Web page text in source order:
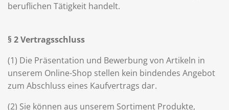
beruflichen Tätigkeit handelt.
§ 2 Vertragsschluss
(1) Die Präsentation und Bewerbung von Artikeln in
unserem Online-Shop stellen kein bindendes Angebot
zum Abschluss eines Kaufvertrags dar.
(2) Sie können aus unserem Sortiment Produkte,